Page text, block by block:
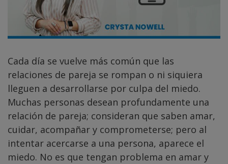
Cada día se vuelve más común que las
relaciones de pareja se rompan o ni siquiera
lleguen a desarrollarse por culpa del miedo.
Muchas personas desean profundamente una
relación de pareja; consideran que saben amar,
cuidar, acompañar y comprometerse; pero al
intentar acercarse a una persona, aparece el
miedo. No es que tengan problema en amar y